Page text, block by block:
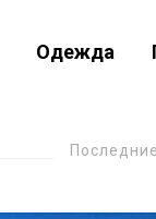
Одежда
Последние